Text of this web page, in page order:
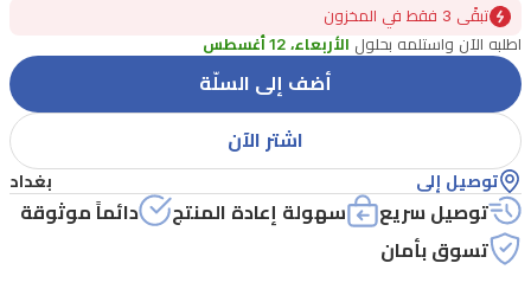
الذي
يدوم
حتى
24
ساعة.
تركيبة
كريمية
تتحول
تبقًى 3 فقط في المخزون
اطلبه الآن واستلمه بحلول الأربعاء، 12 أغسطس
أضف إلى السلّة
اشتر الآن
توصيل إلى بغداد
توصيل سريع سهولة إعادة المنتج
دائماً موثوقة
تسوق بأمان